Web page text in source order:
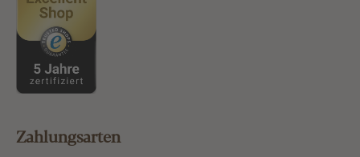
Zahlungsarten